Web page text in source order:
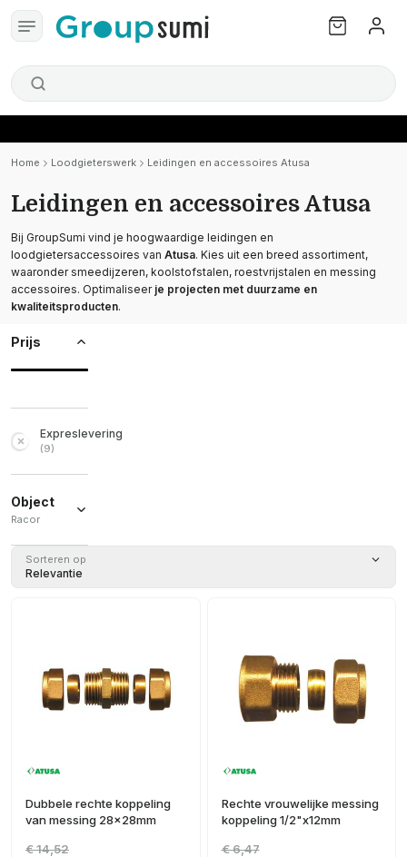
Home Loodgieterswerk Leidingen en accessoires Atusa
Leidingen en accessoires Atusa
Bij GroupSumi vind je hoogwaardige leidingen en
loodgietersaccessoires van Atusa. Kies uit een breed assortiment,
waaronder smeedijzeren, koolstofstalen, roestvrijstalen en messing
accessoires. Optimaliseer je projecten met duurzame en
kwaliteitsproducten.
Prijs
Expreslevering
(9)
Object
Racor
Sorteren op
Relevantie
Dubbele rechte koppeling
van messing 28x28mm
€ 14,52
Rechte vrouwelijke messing
koppeling 1/2"x12mm
€ 6,47